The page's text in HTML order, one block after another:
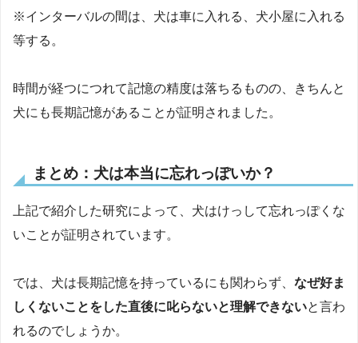
※インターバルの間は、犬は車に入れる、犬小屋に入れる
等する。
時間が経つにつれて記憶の精度は落ちるものの、きちんと
犬にも長期記憶があることが証明されました。
まとめ：犬は本当に忘れっぽいか？
上記で紹介した研究によって、犬はけっして忘れっぽくな
いことが証明されています。
では、犬は長期記憶を持っているにも関わらず、 なぜ好ま
しくないことをした直後に叱らないと理解できないと言わ
れるのでしょうか。